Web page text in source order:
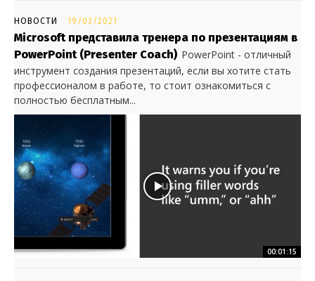
НОВОСТИ 19/03/2021
Microsoft представила тренера по презентациям в
PowerPoint (Presenter Coach) PowerPoint - отличный
инструмент создания презентаций, если вы хотите стать
профессионалом в работе, то стоит ознакомиться с
полностью бесплатным...
00:01:15